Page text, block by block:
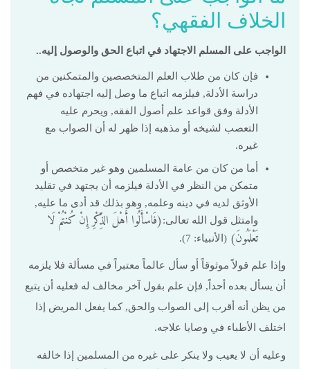
‬الخلاف‭ ‬الفقهي؟
الواجب على المسلم الاجتهاد في اتباع الحق والوصول إليه..
فإن كان من طلاب العلم المتخصصين والمتمكنين من
دراسة الأدلة, فيلزمه اتباع ما وصل إليه اجتهاده في فهم
الأدلة وفق قواعد علم أصول الفقه, ويحرم عليه
التعصب لشيخه أو مذهبه إذا ظهر له أن الصواب مع
غيره.
أما من كان من عامة المسلمين وهو غير متخصص أو
متمكن من النظر في الأدلة فيلزمه أن يجتهد في تقليد
الأوثق لديه في دينه وعلمه, وهو بذلك قد أدى ما عليه,
وامتثل قول الله تعالى: (فَاسْأَلُوا أَهْلَ الذِّكْرِ إِنْ كُنْتُمْ لَا
تَعْلَمُونَ) (الأنبياء: 7).
وإذا علم قولاً موثوقاً أو سأل عالماً معتبراً في مسألة فلا يلزمه
أن يسأل بعده أحداً, فإن علم بقول آخر مخالف له فعليه أن يتبع
من يظن أنه أقرب إلى الصواب والحق, كما يفعل المريض إذا
اختلف الأطباء في وصايا علاجه.
وعليه أن لا يعيب ولا ينكر على غيره من المسلمين إذا خالفه